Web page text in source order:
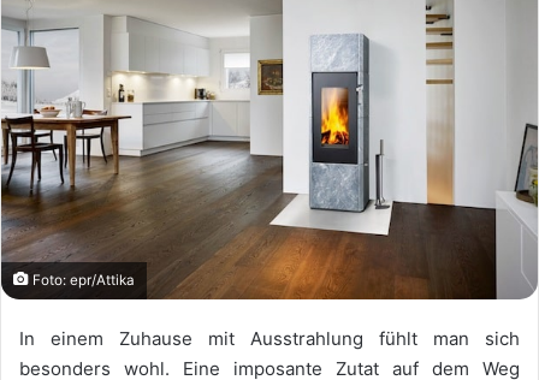
Foto: epr/Attika
In einem Zuhause mit Ausstrahlung fühlt man sich
besonders wohl. Eine imposante Zutat auf dem Weg